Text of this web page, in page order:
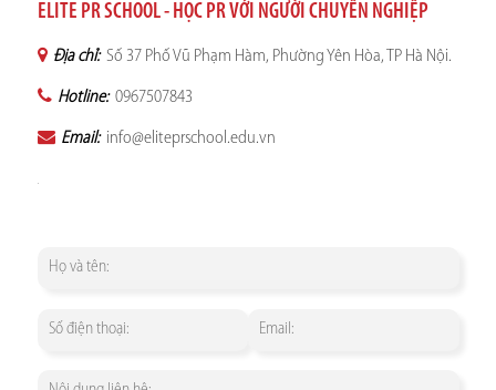
ELITE PR SCHOOL - HỌC PR VỚI NGƯỜI CHUYÊN NGHIỆP
Địa chỉ: Số 37 Phố Vũ Phạm Hàm, Phường Yên Hòa, TP Hà Nội.
Hotline: 0967507843
Email: info@eliteprschool.edu.vn